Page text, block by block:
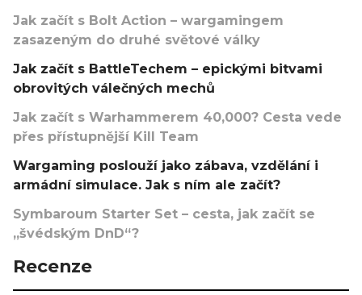
Jak začít s Bolt Action – wargamingem
zasazeným do druhé světové války
Jak začít s BattleTechem – epickými bitvami
obrovitých válečných mechů
Jak začít s Warhammerem 40,000? Cesta vede
přes přístupnější Kill Team
Wargaming poslouží jako zábava, vzdělání i
armádní simulace. Jak s ním ale začít?
Symbaroum Starter Set – cesta, jak začít se
„švédským DnD“?
Recenze